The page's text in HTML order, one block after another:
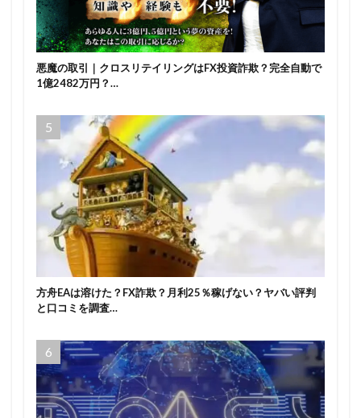
悪魔の取引｜クロスリテイリングはFX投資詐欺？完全自動で
1億2482万円？…
方舟EAは溶けた？FX詐欺？月利25％稼げない？ヤバい評判
と口コミを調査…